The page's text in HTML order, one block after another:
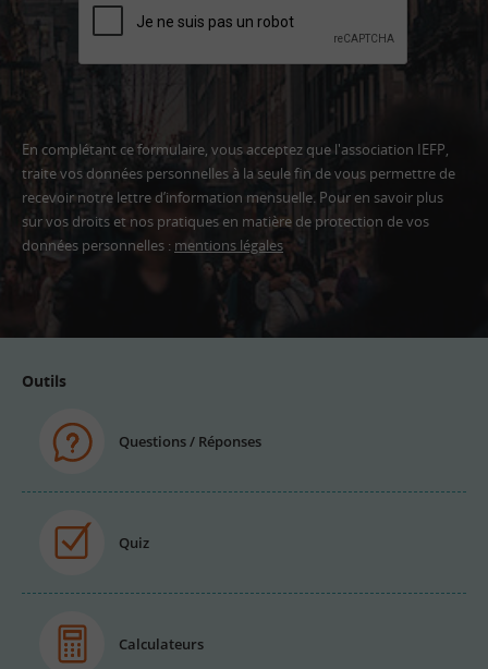
En complétant ce formulaire, vous acceptez que l'association IEFP,
traite vos données personnelles à la seule fin de vous permettre de
recevoir notre lettre d’information mensuelle. Pour en savoir plus
sur vos droits et nos pratiques en matière de protection de vos
données personnelles : mentions légales
Outils
Questions / Réponses
Quiz
Calculateurs